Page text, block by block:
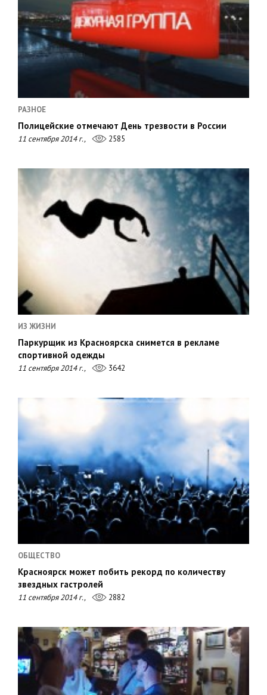
РАЗНОЕ
Полицейские отмечают День трезвости в России
11 сентября 2014 г., 2585
ИЗ ЖИЗНИ
Паркурщик из Красноярска снимется в рекламе
спортивной одежды
11 сентября 2014 г., 3642
ОБЩЕСТВО
Красноярск может побить рекорд по количеству
звездных гастролей
11 сентября 2014 г., 2882